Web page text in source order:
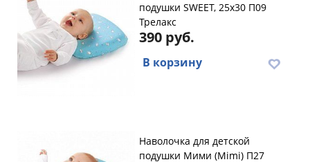
подушки SWEET, 25х30 П09
Трелакс
390 руб.
В корзину
Наволочка для детской
подушки Мими (Mimi) П27